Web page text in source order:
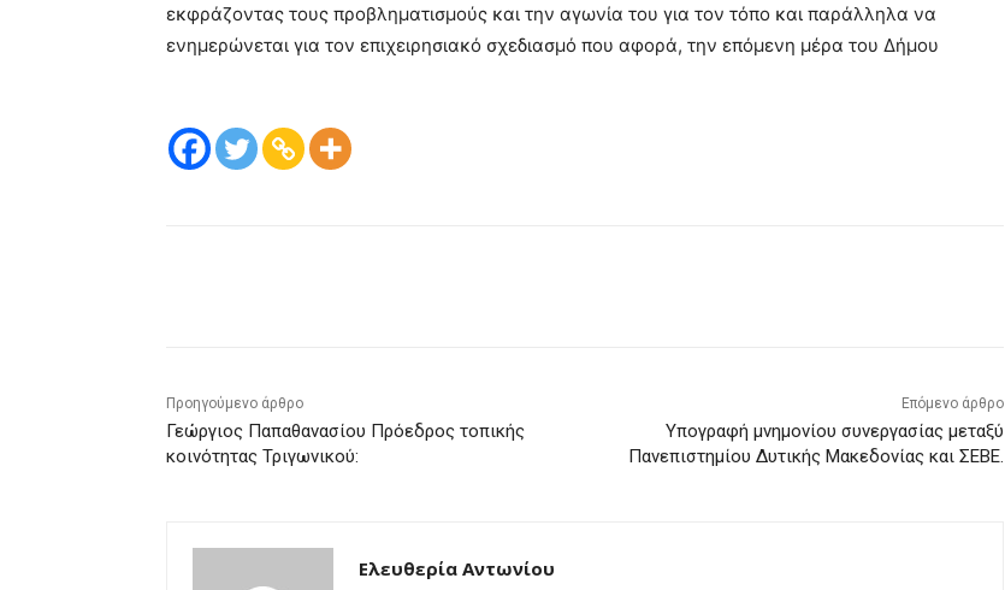
εκφράζοντας τους προβληματισμούς και την αγωνία του για τον τόπο και παράλληλα να
ενημερώνεται για τον επιχειρησιακό σχεδιασμό που αφορά, την επόμενη μέρα του Δήμου
Προηγούμενο άρθρο
Γεώργιος Παπαθανασίου Πρόεδρος τοπικής
κοινότητας Τριγωνικού:
Επόμενο άρθρο
Υπογραφή μνημονίου συνεργασίας μεταξύ
Πανεπιστημίου Δυτικής Μακεδονίας και ΣΕΒΕ.
Ελευθερία Αντωνίου